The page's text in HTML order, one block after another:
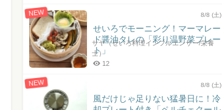
NEW 8/8 (土)
せいろでモーニング！マーマレー
ド醤油タレの「彩り温野菜プレー
ト」
サヤ（せいろ料理インフルエンサー/栄養
士）
12
NEW 8/8 (土)
風だけじゃ足りない猛暑日に！冷